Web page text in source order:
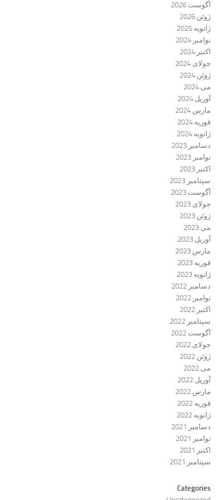
آگوست 2026
ژوئن 2026
ژانویه 2025
نوامبر 2024
اکتبر 2024
جولای 2024
ژوئن 2024
می 2024
آوریل 2024
مارس 2024
فوریه 2024
ژانویه 2024
دسامبر 2023
نوامبر 2023
اکتبر 2023
سپتامبر 2023
آگوست 2023
جولای 2023
ژوئن 2023
می 2023
آوریل 2023
مارس 2023
فوریه 2023
ژانویه 2023
دسامبر 2022
نوامبر 2022
اکتبر 2022
سپتامبر 2022
آگوست 2022
جولای 2022
ژوئن 2022
می 2022
آوریل 2022
مارس 2022
فوریه 2022
ژانویه 2022
دسامبر 2021
نوامبر 2021
اکتبر 2021
سپتامبر 2021
Categories